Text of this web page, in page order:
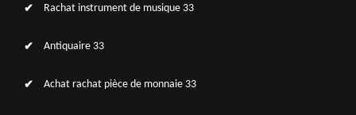
Rachat instrument de musique 33
Antiquaire 33
Achat rachat pièce de monnaie 33